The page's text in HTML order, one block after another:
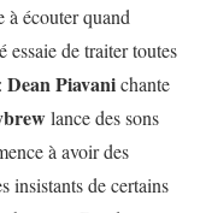
à écouter quand
essaie de traiter toutes
Dean Piavanichante
lance des sons
à avoir des
insistants de certains